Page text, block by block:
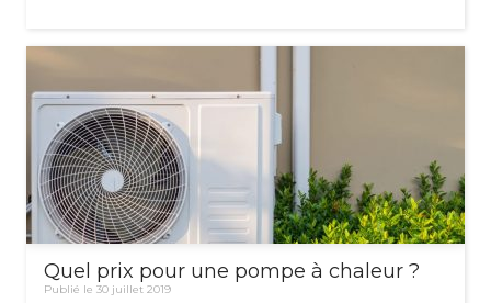
Quel prix pour une pompe à chaleur ?
Publié le 30 juillet 2019